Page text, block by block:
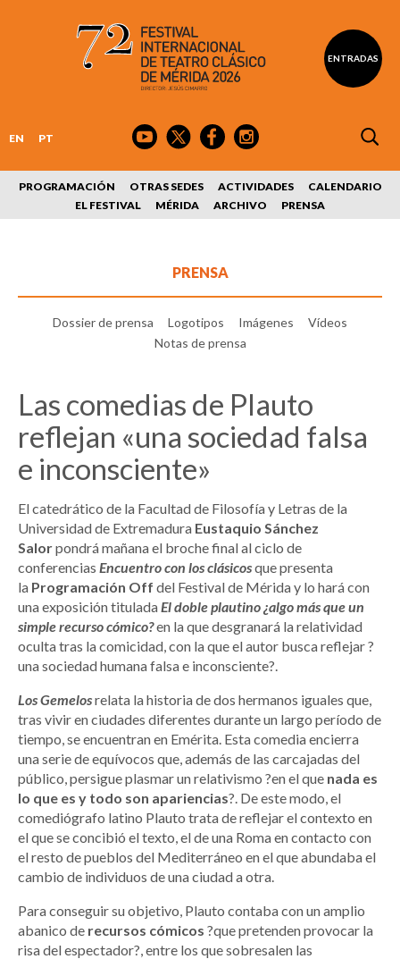
ENTRADAS
EN PT
PROGRAMACIÓN OTRAS SEDES ACTIVIDADES
CALENDARIO
EL FESTIVAL
MÉRIDA ARCHIVO PRENSA
PRENSA
Dossier de prensa Logotipos Imágenes
Vídeos
Notas de prensa
Las comedias de Plauto
reflejan «una sociedad falsa
e inconsciente»
El catedrático de la Facultad de Filosofía y Letras de la
Universidad de Extremadura Eustaquio Sánchez
Salorpondrá mañana el broche final al ciclo de
conferencias Encuentro con los clásicosque presenta
la Programación Off del Festival de Mérida y lo hará con
una exposición titulada El doble plautino ¿algo más que un
simple recurso cómico?en la que desgranará la relatividad
oculta tras la comicidad, con la que el autor busca reflejar ?
una sociedad humana falsa e inconsciente?.
Los Gemelosrelata la historia de dos hermanos iguales que,
tras vivir en ciudades diferentes durante un largo período de
tiempo, se encuentran en Emérita. Esta comedia encierra
una serie de equívocos que, además de las carcajadas del
público, persigue plasmar un relativismo ?en el que nada es
lo que es y todo son apariencias?. De este modo, el
comediógrafo latino Plauto trata de reflejar el contexto en
el que se concibió el texto, el de una Roma en contacto con
el resto de pueblos del Mediterráneo en el que abundaba el
cambio de individuos de una ciudad a otra.
Para conseguir su objetivo, Plauto contaba con un amplio
abanico de recursos cómicos ?que pretenden provocar la
risa del espectador?, entre los que sobresalen las